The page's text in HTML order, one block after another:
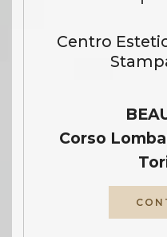
Centro
Corso